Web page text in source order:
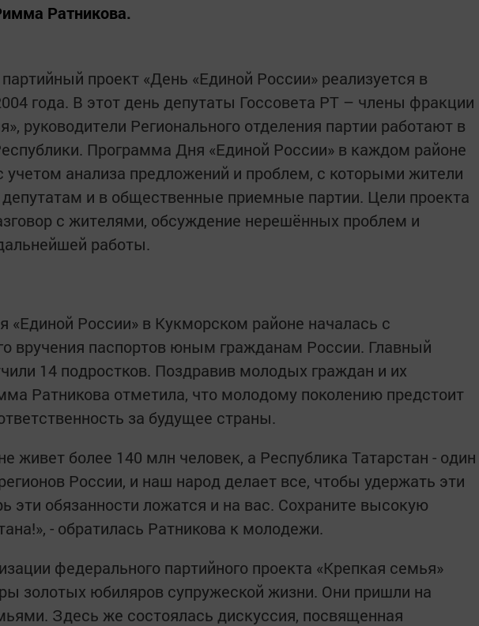
Ратникова.
проект «День «Единой России» реализуется в
года. В этот день депутаты Госсовета РТ – члены фракции
руководители Регионального отделения партии работают в
Программа Дня «Единой России» в каждом районе
учетом анализа предложений и проблем, с которыми жители
и в общественные приемные партии. Цели проекта
с жителями, обсуждение нерешённых проблем и
работы.
«Единой России» в Кукморском районе началась с
вручения паспортов юным гражданам России. Главный
14 подростков. Поздравив молодых граждан и их
Ратникова отметила, что молодому поколению предстоит
за будущее страны.
живет более 140 млн человек, а Республика Татарстан - один
России, и наш народ делает все, чтобы удержать эти
эти обязанности ложатся и на вас. Сохраните высокую
- обратилась Ратникова к молодежи.
федерального партийного проекта «Крепкая семья»
золотых юбиляров супружеской жизни. Они пришли на
Здесь же состоялась дискуссия, посвященная